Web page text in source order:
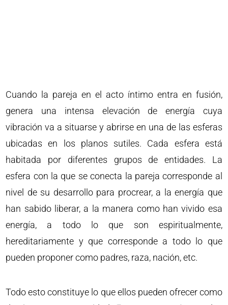
Cuando la pareja en el acto íntimo entra en fusión,
genera una intensa elevación de energía cuya
vibración va a situarse y abrirse en una de las esferas
ubicadas en los planos sutiles. Cada esfera está
habitada por diferentes grupos de entidades. La
esfera con la que se conecta la pareja corresponde al
nivel de su desarrollo para procrear, a la energía que
han sabido liberar, a la manera como han vivido esa
energía, a todo lo que son espiritualmente,
hereditariamente y que corresponde a todo lo que
pueden proponer como padres, raza, nación, etc.
Todo esto constituye lo que ellos pueden ofrecer como